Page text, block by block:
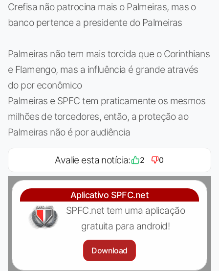
Crefisa não patrocina mais o Palmeiras, mas o
banco pertence a presidente do Palmeiras
Palmeiras não tem mais torcida que o Corinthians
e Flamengo, mas a influência é grande através
do por econômico
Palmeiras e SPFC tem praticamente os mesmos
milhões de torcedores, então, a proteção ao
Palmeiras não é por audiência
Avalie esta notícia: 2 0
Aplicativo SPFC.net
SPFC.net tem uma aplicação
gratuita para android!
Download